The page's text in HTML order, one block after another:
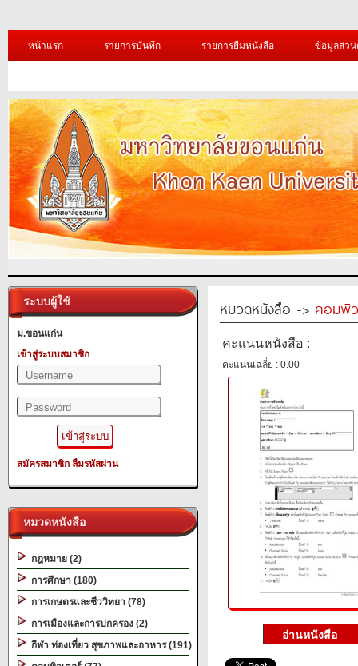
หน้าแรก รายการบันทึก รายการยืมหนังสือ ข้อมูลส่ว
ระบบผู้ใช้
ม.ขอนแก่น
เข้าสู่ระบบสมาชิก
สมัครสมาชิก ลืมรหัสผ่าน
หมวดหนังสือ
กฎหมาย (2)
การศึกษา (180)
การเกษตรและชีววิทยา (78)
การเมืองและการปกครอง (2)
กีฬา ท่องเที่ยว สุขภาพและอาหาร (191)
หมวดหนังสือ -> คอมพิ
คะแนนหนังสือ :
คะแนนเฉลี่ย : 0.00